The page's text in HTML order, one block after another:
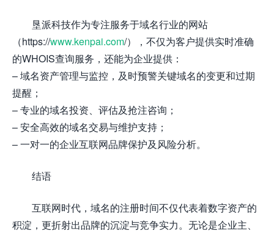
垦派科技作为专注服务于域名行业的网站
（https://www.kenpai.com/），不仅为客户提供实时准确
的WHOIS查询服务，还能为企业提供：
– 域名资产管理与监控，及时预警关键域名的变更和过期
提醒；
– 专业的域名投资、评估及抢注咨询；
– 安全高效的域名交易与维护支持；
– 一对一的企业互联网品牌保护及风险分析。
结语
互联网时代，域名的注册时间不仅代表着数字资产的
积淀，更折射出品牌的沉淀与竞争实力。无论是企业主、